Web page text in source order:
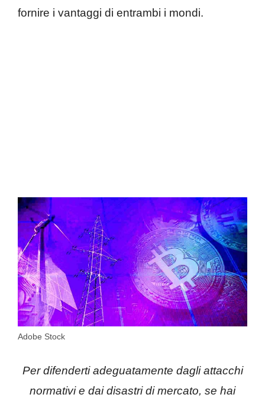
fornire i vantaggi di entrambi i mondi.
Adobe Stock
Per difenderti adeguatamente dagli attacchi
normativi e dai disastri di mercato, se hai